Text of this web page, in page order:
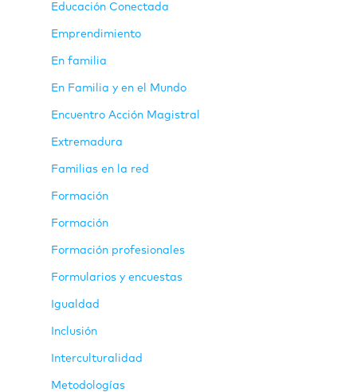
Educación Conectada
Emprendimiento
En familia
En Familia y en el Mundo
Encuentro Acción Magistral
Extremadura
Familias en la red
Formación
Formación
Formación profesionales
Formularios y encuestas
Igualdad
Inclusión
Interculturalidad
Metodologías